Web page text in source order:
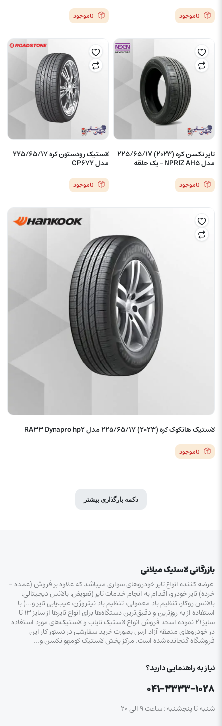
ناموجود ناموجود
تایر نکسن کره (2023) 225/65/17
مدل NPRIZ AH5 – یک حلقه
ناموجود
لاستیک رودستون کره 225/65/17
مدل CP672
ناموجود
لاستیک هانکوک کره (2023) 225/65/17 مدل RA33 Dynapro hp2
ناموجود
دکمه بارگذاری بیشتر
بازرگانی لاستیک میلانی
عرضه کننده انواع تایر خودروهای سواری میباشد که علاوه بر فروش (عمده –
خرده‌) تایر خودرو، اقدام به انجام خدمات تایر (تعویض، بالانس دیجیتالی،
بالانس روکار، تنظیم باد معمولی، تنظیم باد نیتروژن، عیب‌یابی تایر و…) با
استفاده از به روزترین و دقیق‌ترین دستگاه‌ها برای انواع تایرها از سایز ۱۳ تا
سایز ۲۱ نموده است. فروش انواع لاستیک‌ نایاب و لاستیک‌های مورد استفاده
در خودروهای منطقه آزاد ارس بصورت خرید سفارشی در دستور کار این
فروشگاه گنجانده شده است. مرکز پخش لاستیک کومهو نکسن و…
نیاز به راهنمایی دارید؟
۰۴۱-۳۳۳۳-۱۰۲۸
شنبه تا پنجشنبه : ساعت ۹ الی ۲۰